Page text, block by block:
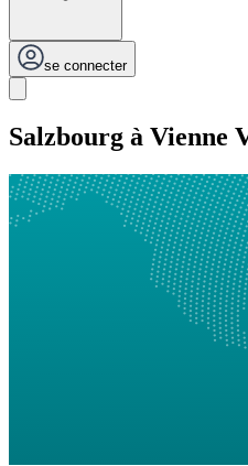
se connecter
Salzbourg à Vienne